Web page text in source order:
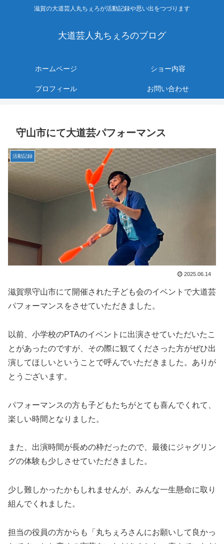
滋賀の大道芸人丸ちぇろが活動記録や思い出をつづります
大道芸人丸ちぇろのブログ
ホームページ ショー内容
プロフィール お問い合わせ
守山市にて大道芸パフォーマンス
活動記録
2025.06.14
滋賀県守山市にて開催された子ども会のイベントで大道芸
パフォーマンスをさせていただきました。
以前、小学校のPTAのイベントに出演させていただいたこ
とがあったのですが、その際に観てくださった方がぜひ出
演してほしいということで呼んでいただきました。ありが
とうございます。
パフォーマンスの方も子どもたちがとても喜んでくれて、
楽しい時間となりました。
また、出演時間が長めの枠だったので、最後にジャグリン
グの体験も少しさせていただきました。
少し難しかったかもしれませんが、みんな一生懸命に取り
組んでくれました。
担当の役員の方からも「丸ちぇろさんにお願いして良かっ